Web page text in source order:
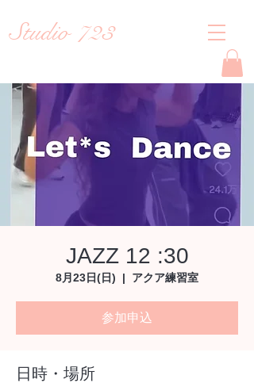
Studio 723
JAZZ 12 :30
8月23日(日)
  |
アクア練習室
参加申込
日時・場所